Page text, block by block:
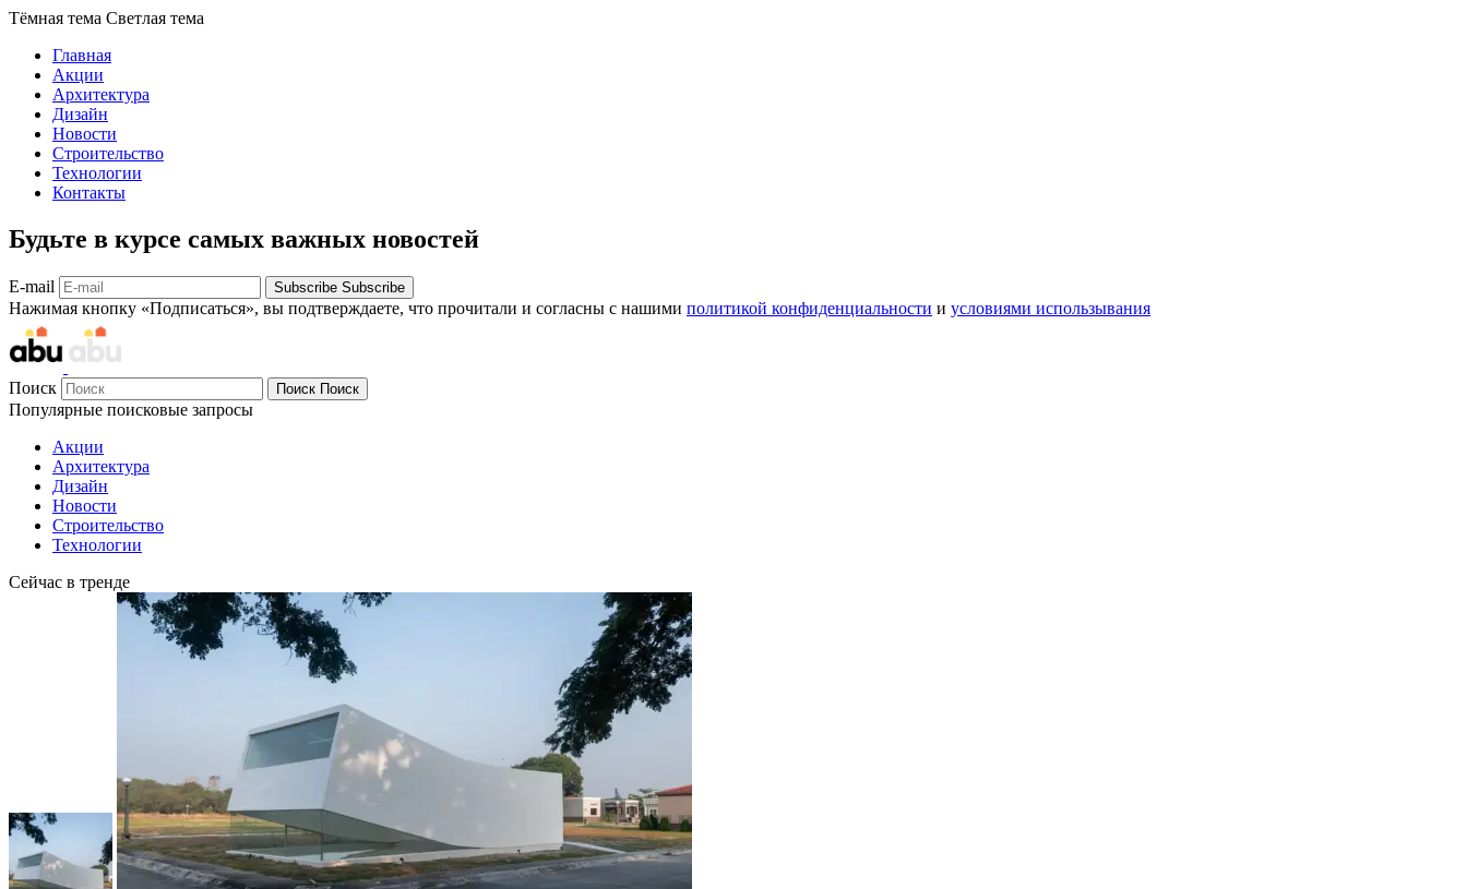
Тёмная тема Светлая тема
Главная
Акции
Архитектура
Дизайн
Новости
Строительство
Технологии
Контакты
Будьте в курсе самых важных новостей
E-mail Subscribe Subscribe
Нажимая кнопку «Подписаться», вы подтверждаете, что прочитали и согласны с нашими политикой конфиденциальности и условиями использывания
Поиск Поиск Поиск
Популярные поисковые запросы
Акции
Архитектура
Дизайн
Новости
Строительство
Технологии
Сейчас в тренде